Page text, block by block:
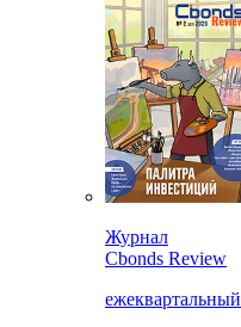
Журнал
Cbonds Review